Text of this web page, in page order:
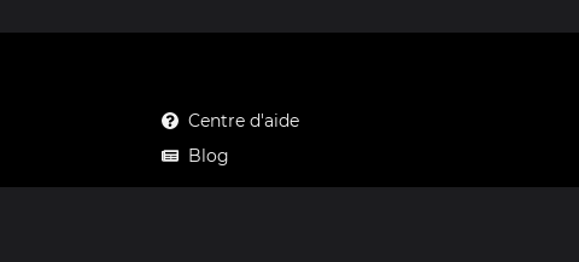
Centre d'aide
Blog